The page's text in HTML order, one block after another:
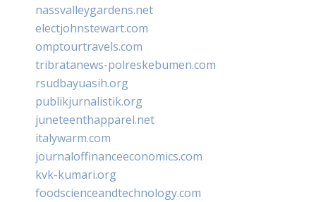
nassvalleygardens.net
electjohnstewart.com
omptourtravels.com
tribratanews-polreskebumen.com
rsudbayuasih.org
publikjurnalistik.org
juneteenthapparel.net
italywarm.com
journaloffinanceeconomics.com
kvk-kumari.org
foodscienceandtechnology.com